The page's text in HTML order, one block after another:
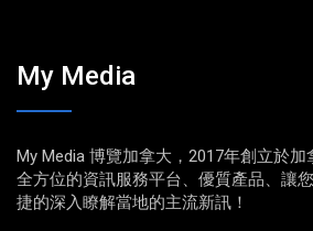
My Media
My Media 博覽加拿大，2017年創立於
全方位的資訊服務平台、優質產品、讓
捷的深入瞭解當地的主流新訊！